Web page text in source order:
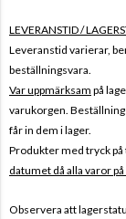
LEVERANSTID /
Leveranstid varierar,
beställningsvara.
Var uppmärksam på
varukorgen.
får in dem i lager.
Produkter med tryck på
datumet då alla varor
Observera att